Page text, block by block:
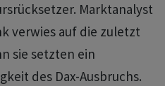
Marktanalyst
verwies auf die zuletzt
sie setzten ein
des Dax-Ausbruchs.